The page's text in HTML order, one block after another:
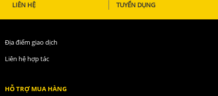
LIÊN HỆ
TUYỂN DỤNG
Địa điểm giao dịch
Liên hệ hợp tác
HỖ TRỢ MUA HÀNG